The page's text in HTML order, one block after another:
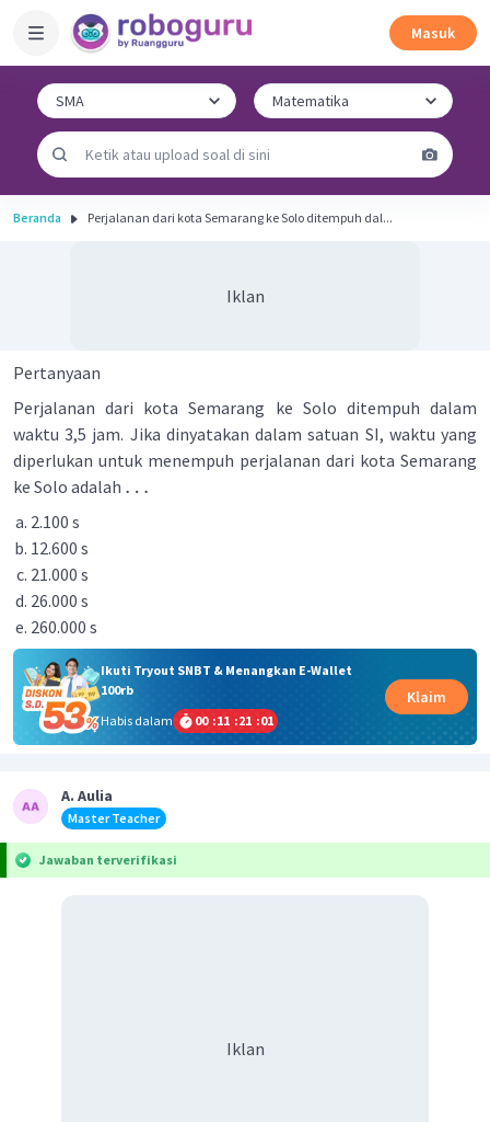
Masuk
Beranda Perjalanan dari kota Semarang ke Solo ditempuh dal...
Iklan
Pertanyaan
Perjalanan dari kota Semarang ke Solo ditempuh dalam
waktu 3,5 jam. Jika dinyatakan dalam satuan SI, waktu yang
diperlukan untuk menempuh perjalanan dari kota Semarang
ke Solo adalah …
2.100 s
12.600 s
21.000 s
26.000 s
260.000 s
Ikuti Tryout SNBT & Menangkan E-Wallet
100rb
Habis dalam
00 :11 :21 :01
Klaim
A. Aulia
Master Teacher
Jawaban terverifikasi
Iklan